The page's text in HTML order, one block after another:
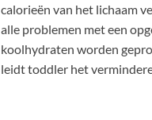
calorieën van het lichaam
alle problemen met een
koolhydraten worden
leidt toddler het